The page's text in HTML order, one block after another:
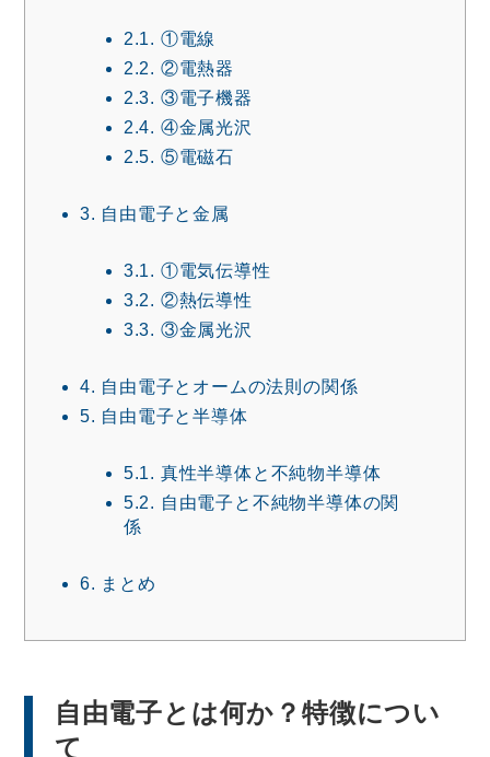
2.1. ①電線
2.2. ②電熱器
2.3. ③電子機器
2.4. ④金属光沢
2.5. ⑤電磁石
3. 自由電子と金属
3.1. ①電気伝導性
3.2. ②熱伝導性
3.3. ③金属光沢
4. 自由電子とオームの法則の関係
5. 自由電子と半導体
5.1. 真性半導体と不純物半導体
5.2. 自由電子と不純物半導体の関
係
6. まとめ
自由電子とは何か？特徴につい
て